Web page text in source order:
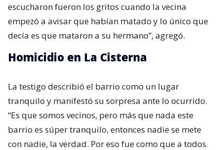
escucharon fueron los gritos cuando la vecina
empezó a avisar que habían matado y lo único que
decía es que mataron a su hermano”, agregó.
Homicidio en La Cisterna
La testigo describió el barrio como un lugar
tranquilo y manifestó su sorpresa ante lo ocurrido.
“Es que somos vecinos, pero más que nada este
barrio es súper tranquilo, entonces nadie se mete
con nadie, la verdad. Por eso fue como que a todos